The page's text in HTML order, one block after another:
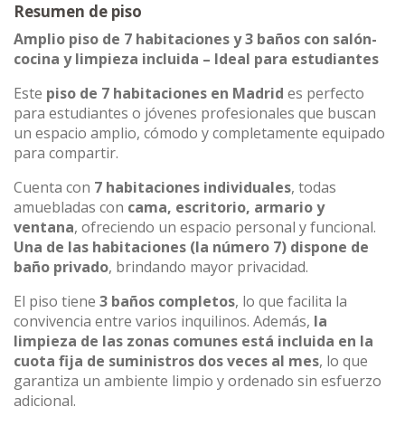
Resumen de piso
Amplio piso de 7 habitaciones y 3 baños con salón-
cocina y limpieza incluida – Ideal para estudiantes
Este piso de 7 habitaciones en Madrid es perfecto
para estudiantes o jóvenes profesionales que buscan
un espacio amplio, cómodo y completamente equipado
para compartir.
Cuenta con 7 habitaciones individuales, todas
amuebladas con cama, escritorio, armario y
ventana, ofreciendo un espacio personal y funcional.
Una de las habitaciones (la número 7) dispone de
baño privado, brindando mayor privacidad.
El piso tiene 3 baños completos, lo que facilita la
convivencia entre varios inquilinos. Además, la
limpieza de las zonas comunes está incluida en la
cuota fija de suministros dos veces al mes, lo que
garantiza un ambiente limpio y ordenado sin esfuerzo
adicional.